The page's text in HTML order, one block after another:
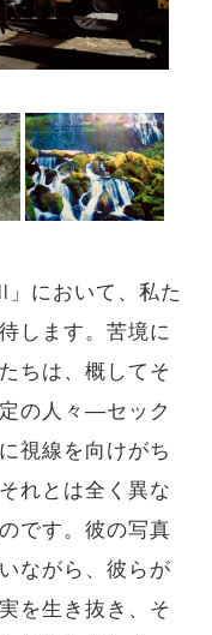
」において、私た
します。苦境に
ちは、概してそ
の人々―セック
視線を向けがち
れとは全く異な
です。彼の写真
ながら、彼らが
を生き抜き、そ